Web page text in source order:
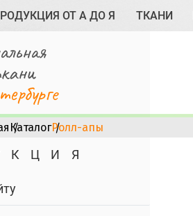
ОТ А ДО Я ТКАНИ
КаталогРолл-апы